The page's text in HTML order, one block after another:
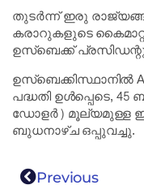
തുടർന്ന് ഇരു
കരാറുകളുടെ
ഉസ്ബെക്ക്
ഉസ്‌ബെക്കിസ്ഥാനിൽ
പദ്ധതി ഉൾപ്പെടെ,
ഡോളർ) മൂല്യമുള്ള
ബുധനാഴ്ച ഒപ്പുവച്ചു.
Previous